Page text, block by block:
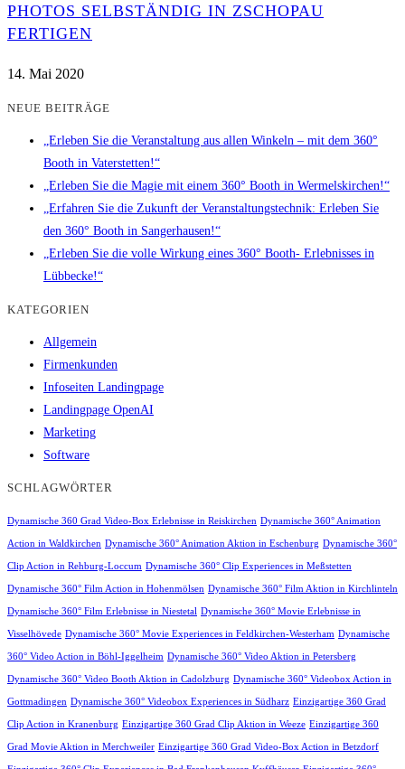
PHOTOS SELBSTÄNDIG IN ZSCHOPAU
FERTIGEN
14. Mai 2020
NEUE BEITRÄGE
„Erleben Sie die Veranstaltung aus allen Winkeln – mit dem 360°
Booth in Vaterstetten!“
„Erleben Sie die Magie mit einem 360° Booth in Wermelskirchen!“
„Erfahren Sie die Zukunft der Veranstaltungstechnik: Erleben Sie
den 360° Booth in Sangerhausen!“
„Erleben Sie die volle Wirkung eines 360° Booth- Erlebnisses in
Lübbecke!“
KATEGORIEN
Allgemein
Firmenkunden
Infoseiten Landingpage
Landingpage OpenAI
Marketing
Software
SCHLAGWÖRTER
Dynamische 360 Grad Video-Box Erlebnisse in Reiskirchen Dynamische 360° Animation
Action in Waldkirchen Dynamische 360° Animation Aktion in Eschenburg Dynamische 360°
Clip Action in Rehburg-Loccum Dynamische 360° Clip Experiences in Meßstetten
Dynamische 360° Film Action in Hohenmölsen Dynamische 360° Film Aktion in Kirchlinteln
Dynamische 360° Film Erlebnisse in Niestetal Dynamische 360° Movie Erlebnisse in
Visselhövede Dynamische 360° Movie Experiences in Feldkirchen-Westerham Dynamische
360° Video Action in Böhl-Iggelheim Dynamische 360° Video Aktion in Petersberg
Dynamische 360° Video Booth Aktion in Cadolzburg Dynamische 360° Videobox Action in
Gottmadingen Dynamische 360° Videobox Experiences in Südharz Einzigartige 360 Grad
Clip Action in Kranenburg Einzigartige 360 Grad Clip Aktion in Weeze Einzigartige 360
Grad Movie Aktion in Merchweiler Einzigartige 360 Grad Video-Box Action in Betzdorf